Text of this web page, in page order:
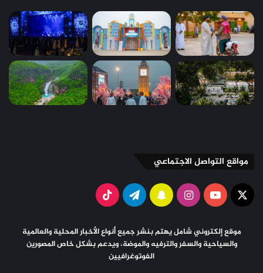
مواقع التواصل الاجتماعي
X يوتيوبانستقرامسناب تيلقرام‫TikTok
موقع إلكتروني شامل يهتم بنشر جميع أنواع الأخبار المحلية والعالمية
والسياحية والسفر والترفيه والموضة، ويدعم بشكل خاص المصورين
الفوتوغرافيين